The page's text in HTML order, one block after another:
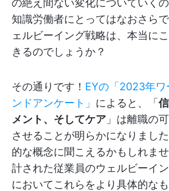
の絶え間ない変化についていく
知識労働者にとってはなおさら
ェルビーイング戦略は、本当に
きるのでしょうか？
その通りです！ EYの「2023年ワ
ンドアンケート」 によると、「
メント、そしてケア 」は離職の
させることが明らかになりまし
的な概念に聞こえるかもしれま
計された従業員のウェルビーイ
においてこれらをより具体的な